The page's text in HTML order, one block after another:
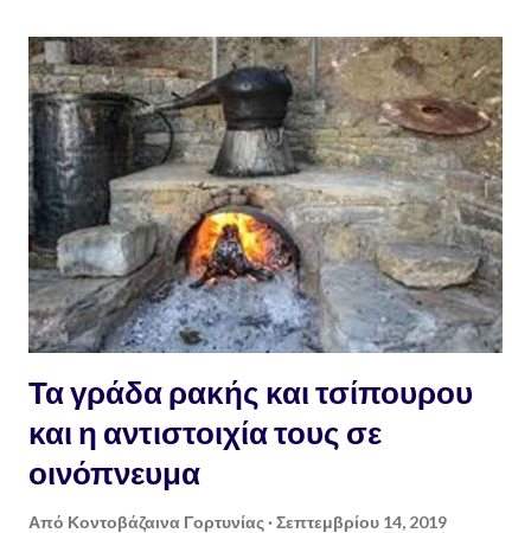
Τα γράδα ρακής και τσίπουρου
και η αντιστοιχία τους σε
οινόπνευμα
Από Κοντοβάζαινα Γορτυνίας Σεπτεμβρίου 14, 2019